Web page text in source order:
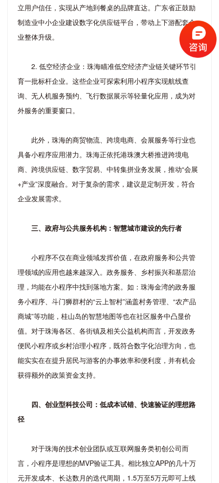
立用户信任，实现从产地到餐桌的品牌直达。广东省正鼓励
制造业中小企业建设数字化供应链平台，带动上下游配套企
业整体升级。
2. 低空经济企业：珠海瞄准低空经济产业链关键环节引
育一批标杆企业。这些企业可探索利用小程序实现航线查
询、无人机服务预约、飞行数据展示等轻量化应用，成为对
外服务的重要窗口。
此外，珠海的商贸物流、跨境电商、会展服务等行业也
具备小程序应用潜力。珠海正依托港珠澳大桥推进跨境电
商、跨境供应链、数字贸易、中转集拼业务发展，推动“会展
+产业”深度融合。对于复杂的需求，建议是定制开发，符合
企业发展需求。
三、政府与公共服务机构：智慧城市建设的先行者
小程序不仅在商业领域发挥价值，在政府服务和公共管
理领域的应用也越来越深入。政务服务、乡村振兴和基层治
理，均能在小程序中找到落地方案。如：珠海金湾的政务服
务小程序、斗门狮群村的“云上智村”涵盖村务管理、“农产品
商城”等功能，桂山岛的智慧地图等也在社区服务中凸显价
值。对于珠海各区、各街镇及相关公益机构而言，开发政务
便民小程序或乡村治理小程序，既符合数字化治理方向，也
能实实在在提升居民与游客的办事效率和便利度，并有机会
获得额外的政策资金支持。
四、创业型科技公司：低成本试错、快速验证的理想路
径
对于珠海的技术创业团队或互联网服务类初创公司而
言，小程序是理想的MVP验证工具。相比独立APP的几十万
元开发成本、长达数月的迭代周期，1.5万至5万元即可上线